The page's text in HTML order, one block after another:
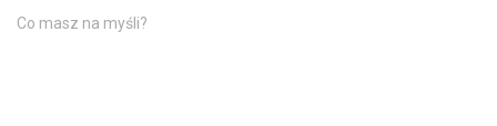
Co masz na myśli?